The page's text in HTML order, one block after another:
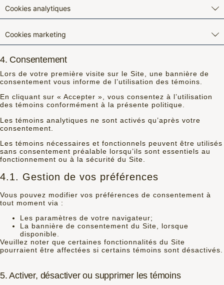
Cookies analytiques
Cookies marketing
4. Consentement
Lors de votre première visite sur le Site, une bannière de
consentement vous informe de l’utilisation des témoins.
En cliquant sur « Accepter », vous consentez à l’utilisation
des témoins conformément à la présente politique.
Les témoins analytiques ne sont activés qu’après votre
consentement.
Les témoins nécessaires et fonctionnels peuvent être utilisés
sans consentement préalable lorsqu’ils sont essentiels au
fonctionnement ou à la sécurité du Site.
4.1. Gestion de vos préférences
Vous pouvez modifier vos préférences de consentement à
tout moment via :
Les paramètres de votre navigateur;
La bannière de consentement du Site, lorsque
disponible.
Veuillez noter que certaines fonctionnalités du Site
pourraient être affectées si certains témoins sont désactivés.
5. Activer, désactiver ou supprimer les témoins